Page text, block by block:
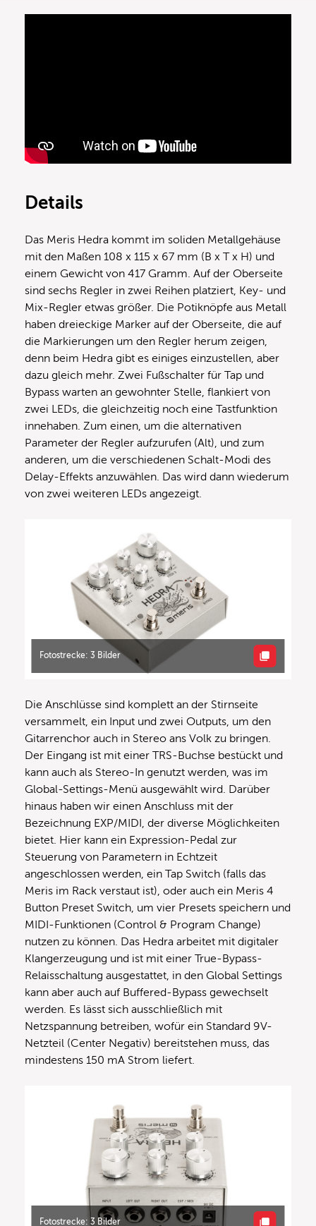
Details
Das Meris Hedra kommt im soliden Metallgehäuse
mit den Maßen 108 x 115 x 67 mm (B x T x H) und
einem Gewicht von 417 Gramm. Auf der Oberseite
sind sechs Regler in zwei Reihen platziert, Key- und
Mix-Regler etwas größer. Die Potiknöpfe aus Metall
haben dreieckige Marker auf der Oberseite, die auf
die Markierungen um den Regler herum zeigen,
denn beim Hedra gibt es einiges einzustellen, aber
dazu gleich mehr. Zwei Fußschalter für Tap und
Bypass warten an gewohnter Stelle, flankiert von
zwei LEDs, die gleichzeitig noch eine Tastfunktion
innehaben. Zum einen, um die alternativen
Parameter der Regler aufzurufen (Alt), und zum
anderen, um die verschiedenen Schalt-Modi des
Delay-Effekts anzuwählen. Das wird dann wiederum
von zwei weiteren LEDs angezeigt.
Fotostrecke: 3 Bilder
Die Anschlüsse sind komplett an der Stirnseite
versammelt, ein Input und zwei Outputs, um den
Gitarrenchor auch in Stereo ans Volk zu bringen.
Der Eingang ist mit einer TRS-Buchse bestückt und
kann auch als Stereo-In genutzt werden, was im
Global-Settings-Menü ausgewählt wird. Darüber
hinaus haben wir einen Anschluss mit der
Bezeichnung EXP/MIDI, der diverse Möglichkeiten
bietet. Hier kann ein Expression-Pedal zur
Steuerung von Parametern in Echtzeit
angeschlossen werden, ein Tap Switch (falls das
Meris im Rack verstaut ist), oder auch ein Meris 4
Button Preset Switch, um vier Presets speichern und
MIDI-Funktionen (Control & Program Change)
nutzen zu können. Das Hedra arbeitet mit digitaler
Klangerzeugung und ist mit einer True-Bypass-
Relaisschaltung ausgestattet, in den Global Settings
kann aber auch auf Buffered-Bypass gewechselt
werden. Es lässt sich ausschließlich mit
Netzspannung betreiben, wofür ein Standard 9V-
Netzteil (Center Negativ) bereitstehen muss, das
mindestens 150 mA Strom liefert.
Fotostrecke: 3 Bilder